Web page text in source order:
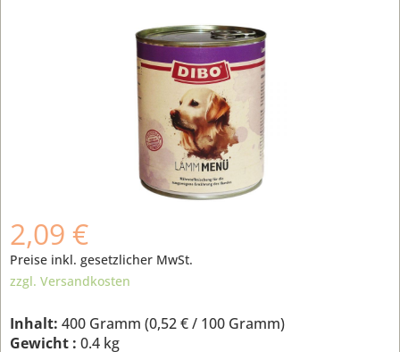
2,09 €
Preise inkl. gesetzlicher MwSt.
zzgl. Versandkosten
Inhalt: 400 Gramm (0,52 €/ 100 Gramm)
Gewicht : 0.4 kg